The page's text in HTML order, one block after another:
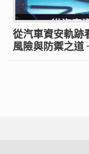
從汽車資安軌跡
風險與防禦之